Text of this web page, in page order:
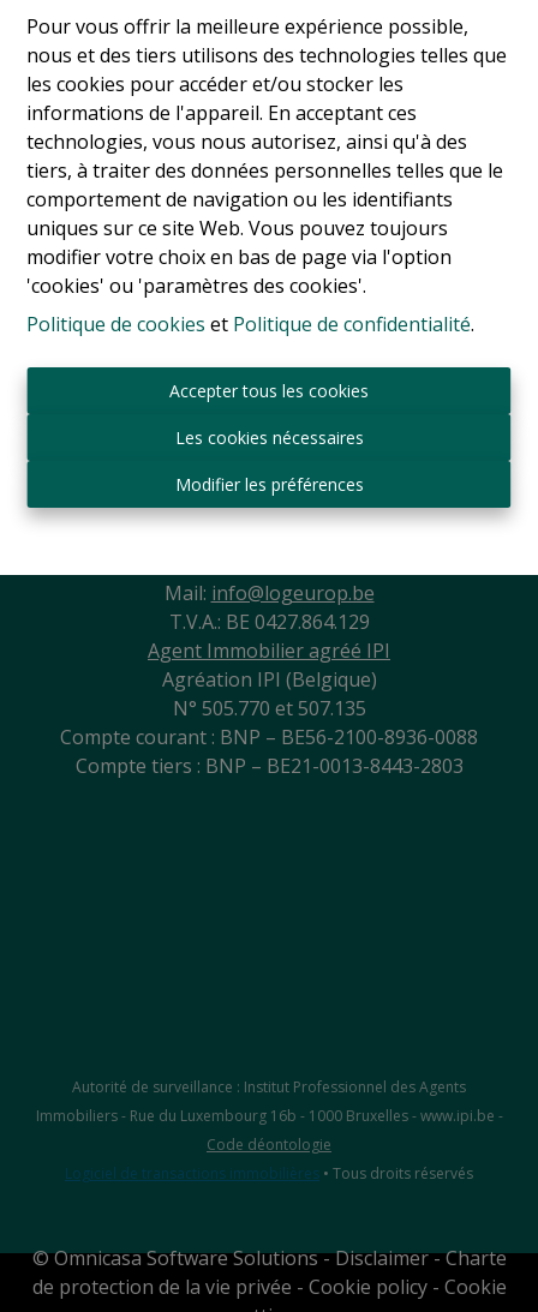
Pour vous offrir la meilleure expérience possible,
nous et des tiers utilisons des technologies telles que
les cookies pour accéder et/ou stocker les
informations de l'appareil. En acceptant ces
technologies, vous nous autorisez, ainsi qu'à des
tiers, à traiter des données personnelles telles que le
comportement de navigation ou les identifiants
uniques sur ce site Web. Vous pouvez toujours
modifier votre choix en bas de page via l'option
'cookies' ou 'paramètres des cookies'.
Politique de cookies et Politique de confidentialité.
Accepter tous les cookies
Les cookies nécessaires
Modifier les préférences
9880 Aalter | Ref 17760
€ 1.500.000
400000 m²
Sint-Jansbergdreef 2
Mail: info@logeurop.be
T.V.A.: BE 0427.864.129
Agent Immobilier agréé IPI
Agréation IPI (Belgique)
N° 505.770 et 507.135
Compte courant : BNP – BE56-2100-8936-0088
Compte tiers : BNP – BE21-0013-8443-2803
Autorité de surveillance : Institut Professionnel des Agents
Immobiliers - Rue du Luxembourg 16b - 1000 Bruxelles - www.ipi.be -
Code déontologie
Logiciel de transactions immobilières • Tous droits réservés
©Omnicasa Software Solutions-Disclaimer-Charte
de protection de la vie privée - Cookie policy- Cookie